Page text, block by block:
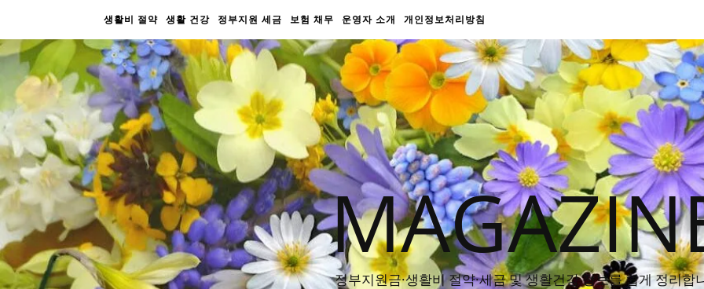
생활비 절약 생활 건강 정부지원 세금 보험 채무 운영자 소개 개인정보처리방침
정부지원금·생활비 절약·세금 및 생활건강 정보를 쉽게 정리합